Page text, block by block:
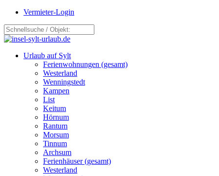
Vermieter-Login
Urlaub auf Sylt
Ferienwohnungen (gesamt)
Westerland
Wenningstedt
Kampen
List
Keitum
Hörnum
Rantum
Morsum
Tinnum
Archsum
Ferienhäuser (gesamt)
Westerland